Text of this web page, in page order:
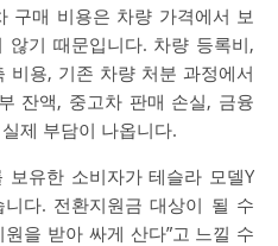
구매 비용은 차량 가격에서 보
기 때문입니다. 차량 등록비,
비용, 기존 차량 처분 과정에서
잔액, 중고차 판매 손실, 금융
제 부담이 나옵니다.
유한 소비자가 테슬라 모델Y
다. 전환지원금 대상이 될 수
을 받아 싸게 산다”고 느낄 수